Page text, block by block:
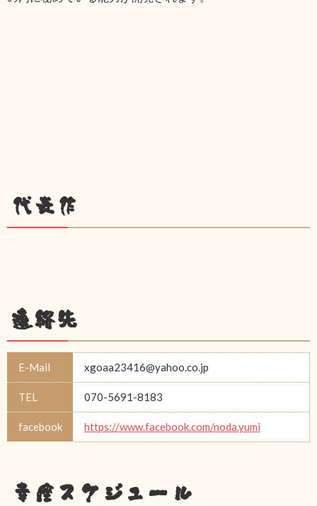
代表作
連絡先
E-Mail xgoaa23416@yahoo.co.jp
TEL 070-5691-8183
facebook https://www.facebook.com/noda.yumi
幸座スケジュール